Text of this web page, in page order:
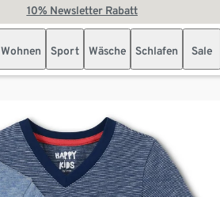
10% Newsletter Rabatt
Wohnen Sport Wäsche Schlafen Sale